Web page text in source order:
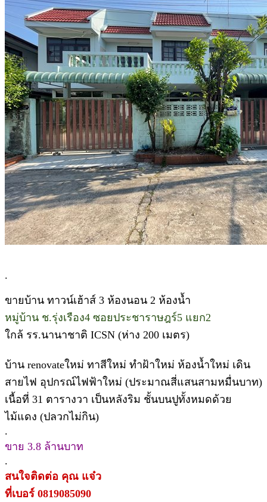
.
ขายบ้าน ทาวน์เฮ้าส์ 3 ห้องนอน 2 ห้องน้ำ
หมู่บ้าน ช.รุ่งเรือง4 ซอยประชาราษฎร์5 แยก2
ใกล้ รร.นานาชาติ ICSN (ห่าง 200 เมตร)
บ้าน renovateใหม่ ทาสีใหม่ ทำฝ้าใหม่ ห้องน้ำใหม่ เดิน
สายไฟ อุปกรณ์ไฟฟ้าใหม่ (ประมาณสี่แสนสามหมื่นบาท)
เนื้อที่ 31 ตารางวา เป็นหลังริม ชั้นบนปูทั้งหมดด้วย
ไม้แดง (ปลวกไม่กิน)
.
ขาย 3.8 ล้านบาท
.
สนใจติดต่อ คุณ แจ๋ว
ที่เบอร์ 0819085090